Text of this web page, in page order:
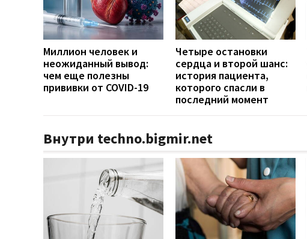
Миллион человек и
неожиданный вывод:
чем еще полезны
прививки от COVID-19
Четыре остановки
сердца и второй шанс:
история пациента,
которого спасли в
последний момент
Внутри techno.bigmir.net